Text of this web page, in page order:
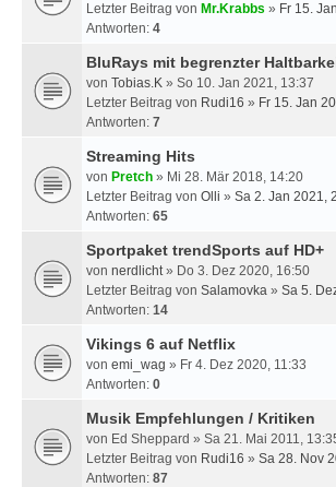
Letzter Beitrag von Mr.Krabbs » Fr 15.
Antworten: 4
BluRays mit begrenzter
von Tobias.K » So 10. Jan 2021, 13:37
Letzter Beitrag von Rudi16 » Fr 15. Jan
Antworten: 7
Streaming Hits
von Pretch » Mi 28. Mär 2018, 14:20
Letzter Beitrag von Olli » Sa 2. Jan 2021,
Antworten: 65
Sportpaket trendSports auf HD+
von nerdlicht» Do 3. Dez 2020, 16:50
Letzter Beitrag von Salamovka » Sa 5.
Antworten: 14
Vikings 6 auf Netflix
von emi_wag » Fr 4. Dez 2020, 11:33
Antworten: 0
Musik Empfehlungen / Kritiken
von Ed Sheppard » Sa 21. Mai 2011,
Letzter Beitrag von Rudi16 » Sa 28. Nov
Antworten: 87